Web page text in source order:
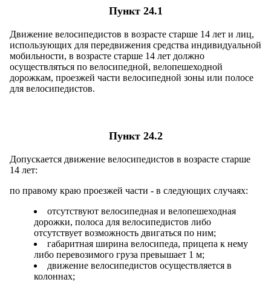
Пункт 24.1
Движение велосипедистов в возрасте старше 14 лет и лиц,
использующих для передвижения средства индивидуальной
мобильности, в возрасте старше 14 лет должно
осуществляться по велосипедной, велопешеходной
дорожкам, проезжей части велосипедной зоны или полосе
для велосипедистов.
Пункт 24.2
Допускается движение велосипедистов в возрасте старше
14 лет:
по правому краю проезжей части - в следующих случаях:
отсутствуют велосипедная и велопешеходная
дорожки, полоса для велосипедистов либо
отсутствует возможность двигаться по ним;
габаритная ширина велосипеда, прицепа к нему
либо перевозимого груза превышает 1 м;
движение велосипедистов осуществляется в
колоннах;